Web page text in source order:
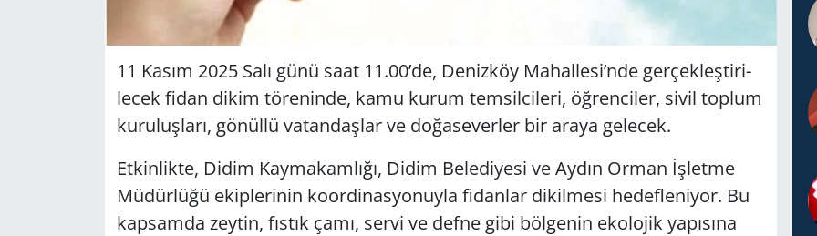
11 Kasım 2025 Salı günü saat 11.00’de, De­niz­köy Ma­hal­le­si’nde ger­çek­leş­ti­ri­
lecek fidan dikim tö­re­nin­de, kamu kurum tem­sil­ci­le­ri, öğ­ren­ci­ler, sivil top­lum
ku­ru­luş­la­rı, gö­nül­lü va­tan­daş­lar ve do­ğa­se­ver­ler bir araya ge­lecek.
Et­kin­lik­te, Didim Kay­ma­kam­lı­ğı, Didim Be­le­di­ye­si ve Aydın Orman İşlet­me
Mü­dür­lü­ğü ekip­le­ri­nin ko­or­di­nas­yo­nuy­la fidanlar di­kil­me­si he­def­le­ni­yor. Bu
kap­sam­da zey­tin, fıs­tık çamı, servi ve defne gibi böl­ge­nin eko­lo­jik ya­pı­sı­na